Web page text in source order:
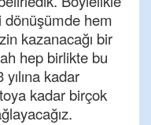
dönüşümde hem
kazanacağı bir
hep birlikte bu
kadar
kadar birçok